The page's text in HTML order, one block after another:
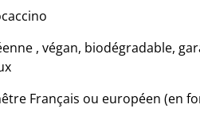
, végan, biodégradable,
Français ou européen (en